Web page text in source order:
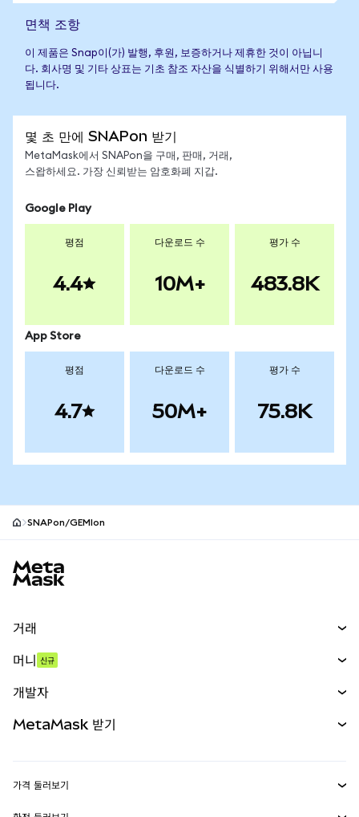
면책 조항
이 제품은 Snap이(가) 발행, 후원, 보증하거나 제휴한 것이 아닙니
다. 회사명 및 기타 상표는 기초 참조 자산을 식별하기 위해서만 사용
됩니다.
몇 초 만에 SNAPon 받기
MetaMask에서 SNAPon을 구매, 판매, 거래,
스왑하세요. 가장 신뢰받는 암호화폐 지갑.
Google Play
평점
4.4
다운로드 수
10M+
평가 수
483.8K
App Store
평점
4.7
다운로드 수
50M+
평가 수
75.8K
SNAPon/GEMIon
거래
무기한 선물
실물자산
머니 신규
개발자
MetaMask 받기
가격 둘러보기